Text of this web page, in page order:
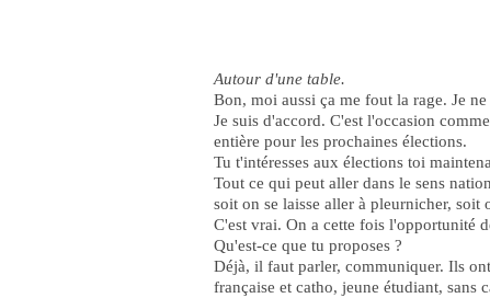
Autour d'une table.
Bon, moi aussi ça me fout la rage. Je
Je suis d'accord. C'est l'occasion
entière pour les prochaines élections.
Tu t'intéresses aux élections toi
Tout ce qui peut aller dans le sens
soit on se laisse aller à pleurnicher, soit
C'est vrai. On a cette fois l'opportunité
Qu'est-ce que tu proposes ?
Déjà, il faut parler, communiquer. Ils
française et catho, jeune étudiant, sans